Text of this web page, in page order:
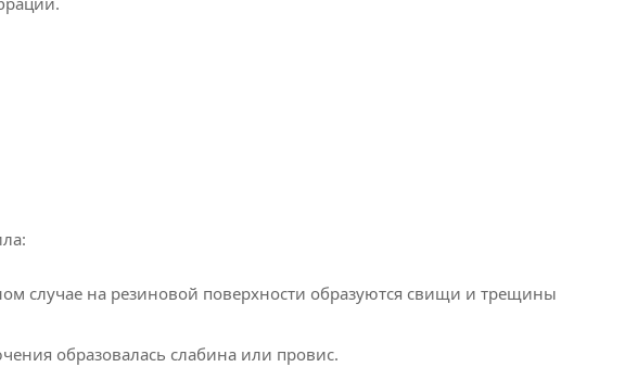
случае на резиновой поверхности образуются свищи и трещины
образовалась слабина или провис.